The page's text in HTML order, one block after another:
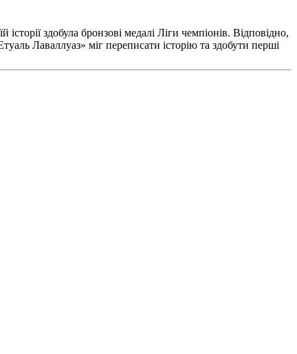
здобула бронзові медалі Ліги чемпіонів. Відповідно,
Лаваллуаз» міг переписати історію та здобути перші